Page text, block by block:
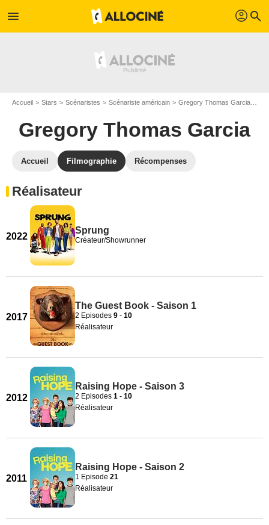
menu profil search
Accueil Stars Scénaristes Scénariste américain Gregory Thomas Garcia
Gregory Thomas Garcia
Accueil Filmographie Récompenses
Réalisateur
2022
Sprung
Créateur/Showrunner
2017
The Guest Book - Saison 1
2 Episodes 9 - 10
Réalisateur
2012
Raising Hope - Saison 3
2 Episodes 1 - 10
Réalisateur
2011
Raising Hope - Saison 2
1 Episode 21
Réalisateur